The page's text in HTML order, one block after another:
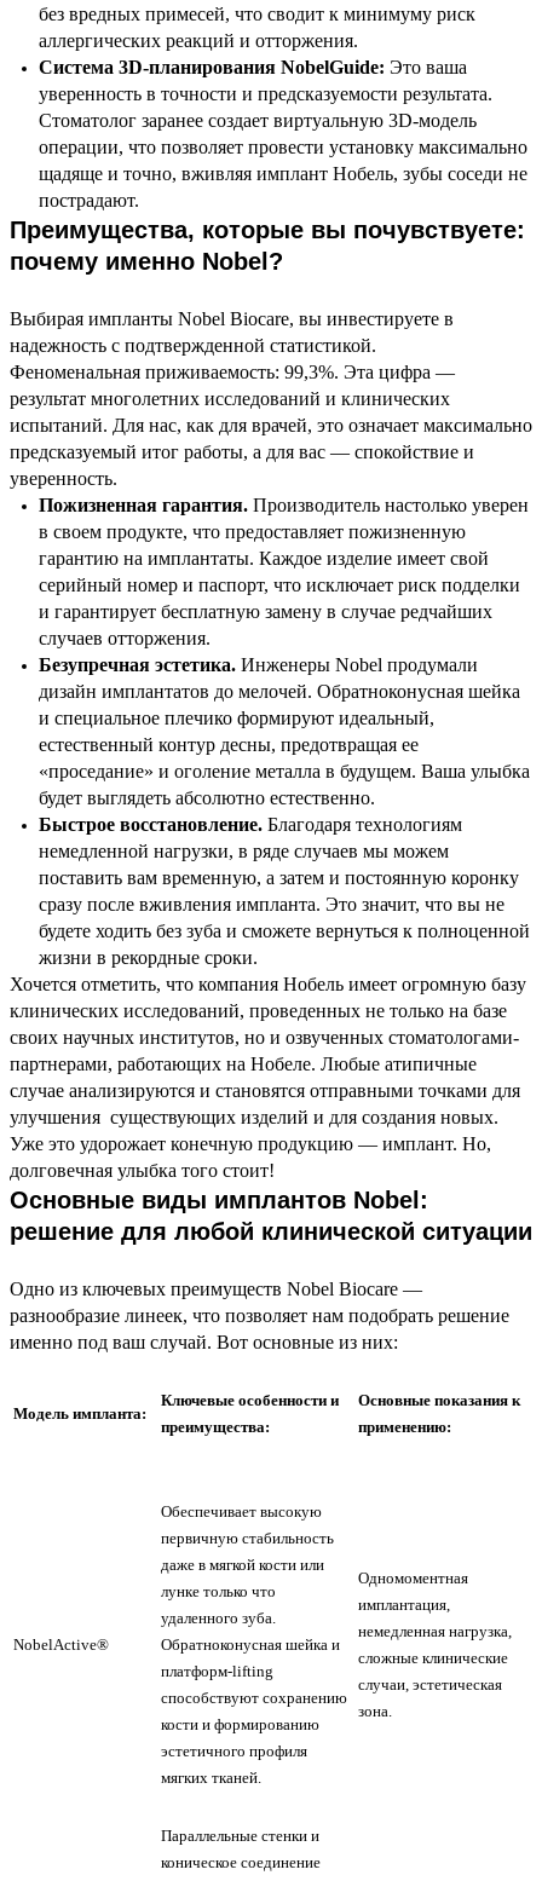
без вредных примесей, что сводит к минимуму риск
аллергических реакций и отторжения.
Система 3D-планирования NobelGuide: Это ваша
уверенность в точности и предсказуемости результата.
Стоматолог заранее создает виртуальную 3D-модель
операции, что позволяет провести установку максимально
щадяще и точно, вживляя имплант Нобель, зубы соседи не
пострадают.
Преимущества, которые вы почувствуете:
почему именно Nobel?
Выбирая импланты Nobel Biocare, вы инвестируете в
надежность с подтвержденной статистикой.
Феноменальная приживаемость: 99,3%. Эта цифра —
результат многолетних исследований и клинических
испытаний. Для нас, как для врачей, это означает максимально
предсказуемый итог работы, а для вас — спокойствие и
уверенность.
Пожизненная гарантия. Производитель настолько уверен
в своем продукте, что предоставляет пожизненную
гарантию на имплантаты. Каждое изделие имеет свой
серийный номер и паспорт, что исключает риск подделки
и гарантирует бесплатную замену в случае редчайших
случаев отторжения.
Безупречная эстетика. Инженеры Nobel продумали
дизайн имплантатов до мелочей. Обратноконусная шейка
и специальное плечико формируют идеальный,
естественный контур десны, предотвращая ее
«проседание» и оголение металла в будущем. Ваша улыбка
будет выглядеть абсолютно естественно.
Быстрое восстановление. Благодаря технологиям
немедленной нагрузки, в ряде случаев мы можем
поставить вам временную, а затем и постоянную коронку
сразу после вживления импланта. Это значит, что вы не
будете ходить без зуба и сможете вернуться к полноценной
жизни в рекордные сроки.
Хочется отметить, что компания Нобель имеет огромную базу
клинических исследований, проведенных не только на базе
своих научных институтов, но и озвученных стоматологами-
партнерами, работающих на Нобеле. Любые атипичные
случае анализируются и становятся отправными точками для
улучшения существующих изделий и для создания новых.
Уже это удорожает конечную продукцию — имплант. Но,
долговечная улыбка того стоит!
Основные виды имплантов Nobel:
решение для любой клинической ситуации
Одно из ключевых преимуществ Nobel Biocare —
разнообразие линеек, что позволяет нам подобрать решение
именно под ваш случай. Вот основные из них:
Модель импланта:
Ключевые особенности и
преимущества:
Основные показания к
применению:
NobelActive®
Обеспечивает высокую
первичную стабильность
даже в мягкой кости или
лунке только что
удаленного зуба.
Обратноконусная шейка и
платформ-lifting
способствуют сохранению
кости и формированию
эстетичного профиля
мягких тканей.
Одномоментная
имплантация,
немедленная нагрузка,
сложные клинические
случаи, эстетическая
зона.
Параллельные стенки и
коническое соединение